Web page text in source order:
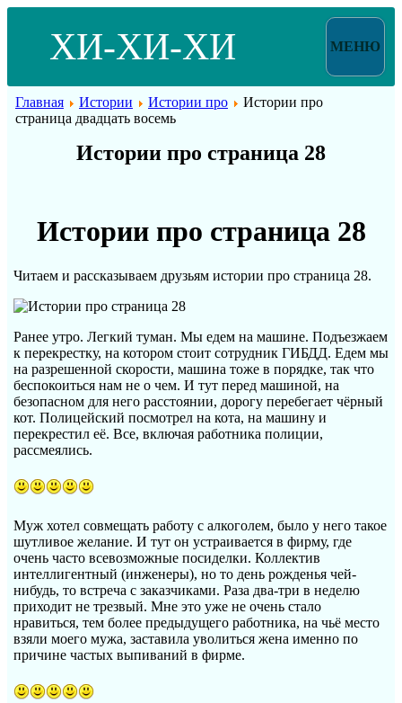
ХИ-ХИ-ХИ МЕНЮ
Главная Истории Истории про
Истории про
страница двадцать восемь
Истории про страница 28
Истории про страница 28
Читаем и рассказываем друзьям истории про страница 28.
Ранее утро. Легкий туман. Мы едем на машине. Подъезжаем
к перекрестку, на котором стоит сотрудник ГИБДД. Едем мы
на разрешенной скорости, машина тоже в порядке, так что
беспокоиться нам не о чем. И тут перед машиной, на
безопасном для него расстоянии, дорогу перебегает чёрный
кот. Полицейский посмотрел на кота, на машину и
перекрестил её. Все, включая работника полиции,
рассмеялись.
Муж хотел совмещать работу с алкоголем, было у него такое
шутливое желание. И тут он устраивается в фирму, где
очень часто всевозможные посиделки. Коллектив
интеллигентный (инженеры), но то день рожденья чей-
нибудь, то встреча с заказчиками. Раза два-три в неделю
приходит не трезвый. Мне это уже не очень стало
нравиться, тем более предыдущего работника, на чьё место
взяли моего мужа, заставила уволиться жена именно по
причине частых выпиваний в фирме.